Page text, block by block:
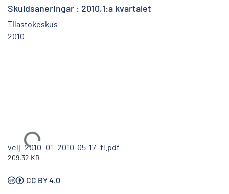
Skuldsaneringar : 2010,1:a kvartalet
Tilastokeskus
2010
Ladataan...
velj_2010_01_2010-05-17_fi.pdf
209.32 KB
CC BY 4.0